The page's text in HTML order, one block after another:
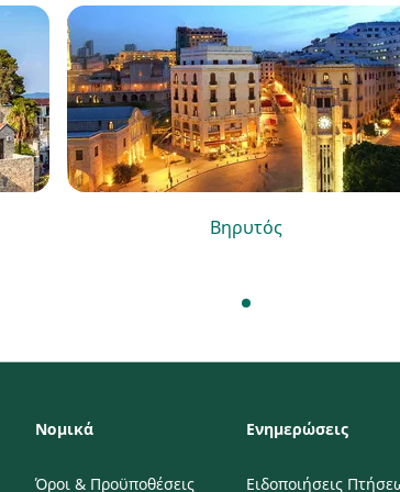
Βηρυτός
Νομικά
Όροι & Προϋποθέσεις
Ενημερώσεις
Ειδοποιήσεις